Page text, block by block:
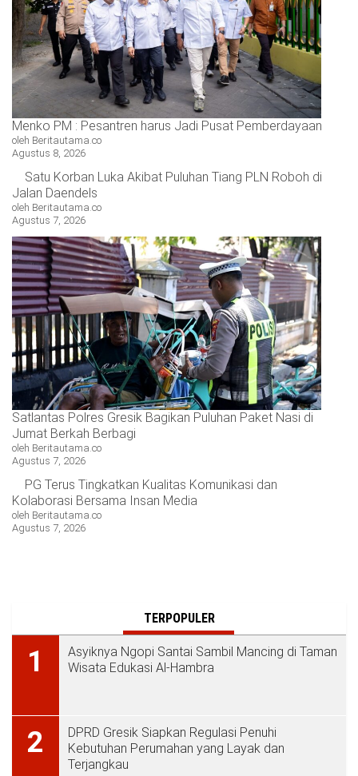
Menko PM : Pesantren harus Jadi Pusat Pemberdayaan
oleh Beritautama.co
Agustus 8, 2026
Satu Korban Luka Akibat Puluhan Tiang PLN Roboh di
Jalan Daendels
oleh Beritautama.co
Agustus 7, 2026
Satlantas Polres Gresik Bagikan Puluhan Paket Nasi di
Jumat Berkah Berbagi
oleh Beritautama.co
Agustus 7, 2026
PG Terus Tingkatkan Kualitas Komunikasi dan
Kolaborasi Bersama Insan Media
oleh Beritautama.co
Agustus 7, 2026
TERPOPULER
1
Asyiknya Ngopi Santai Sambil Mancing di Taman
Wisata Edukasi Al-Hambra
2
DPRD Gresik Siapkan Regulasi Penuhi
Kebutuhan Perumahan yang Layak dan
Terjangkau